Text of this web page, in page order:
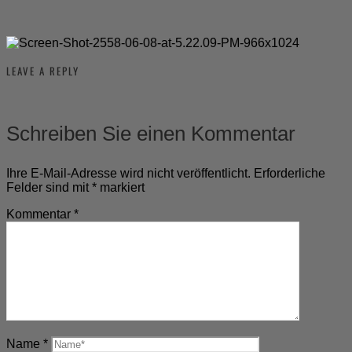
LEAVE A REPLY
Schreiben Sie einen Kommentar
Ihre E-Mail-Adresse wird nicht veröffentlicht. Erforderliche
Felder sind mit * markiert
Kommentar *
Name *